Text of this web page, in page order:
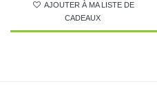
AJOUTER À MA LISTE DE
CADEAUX